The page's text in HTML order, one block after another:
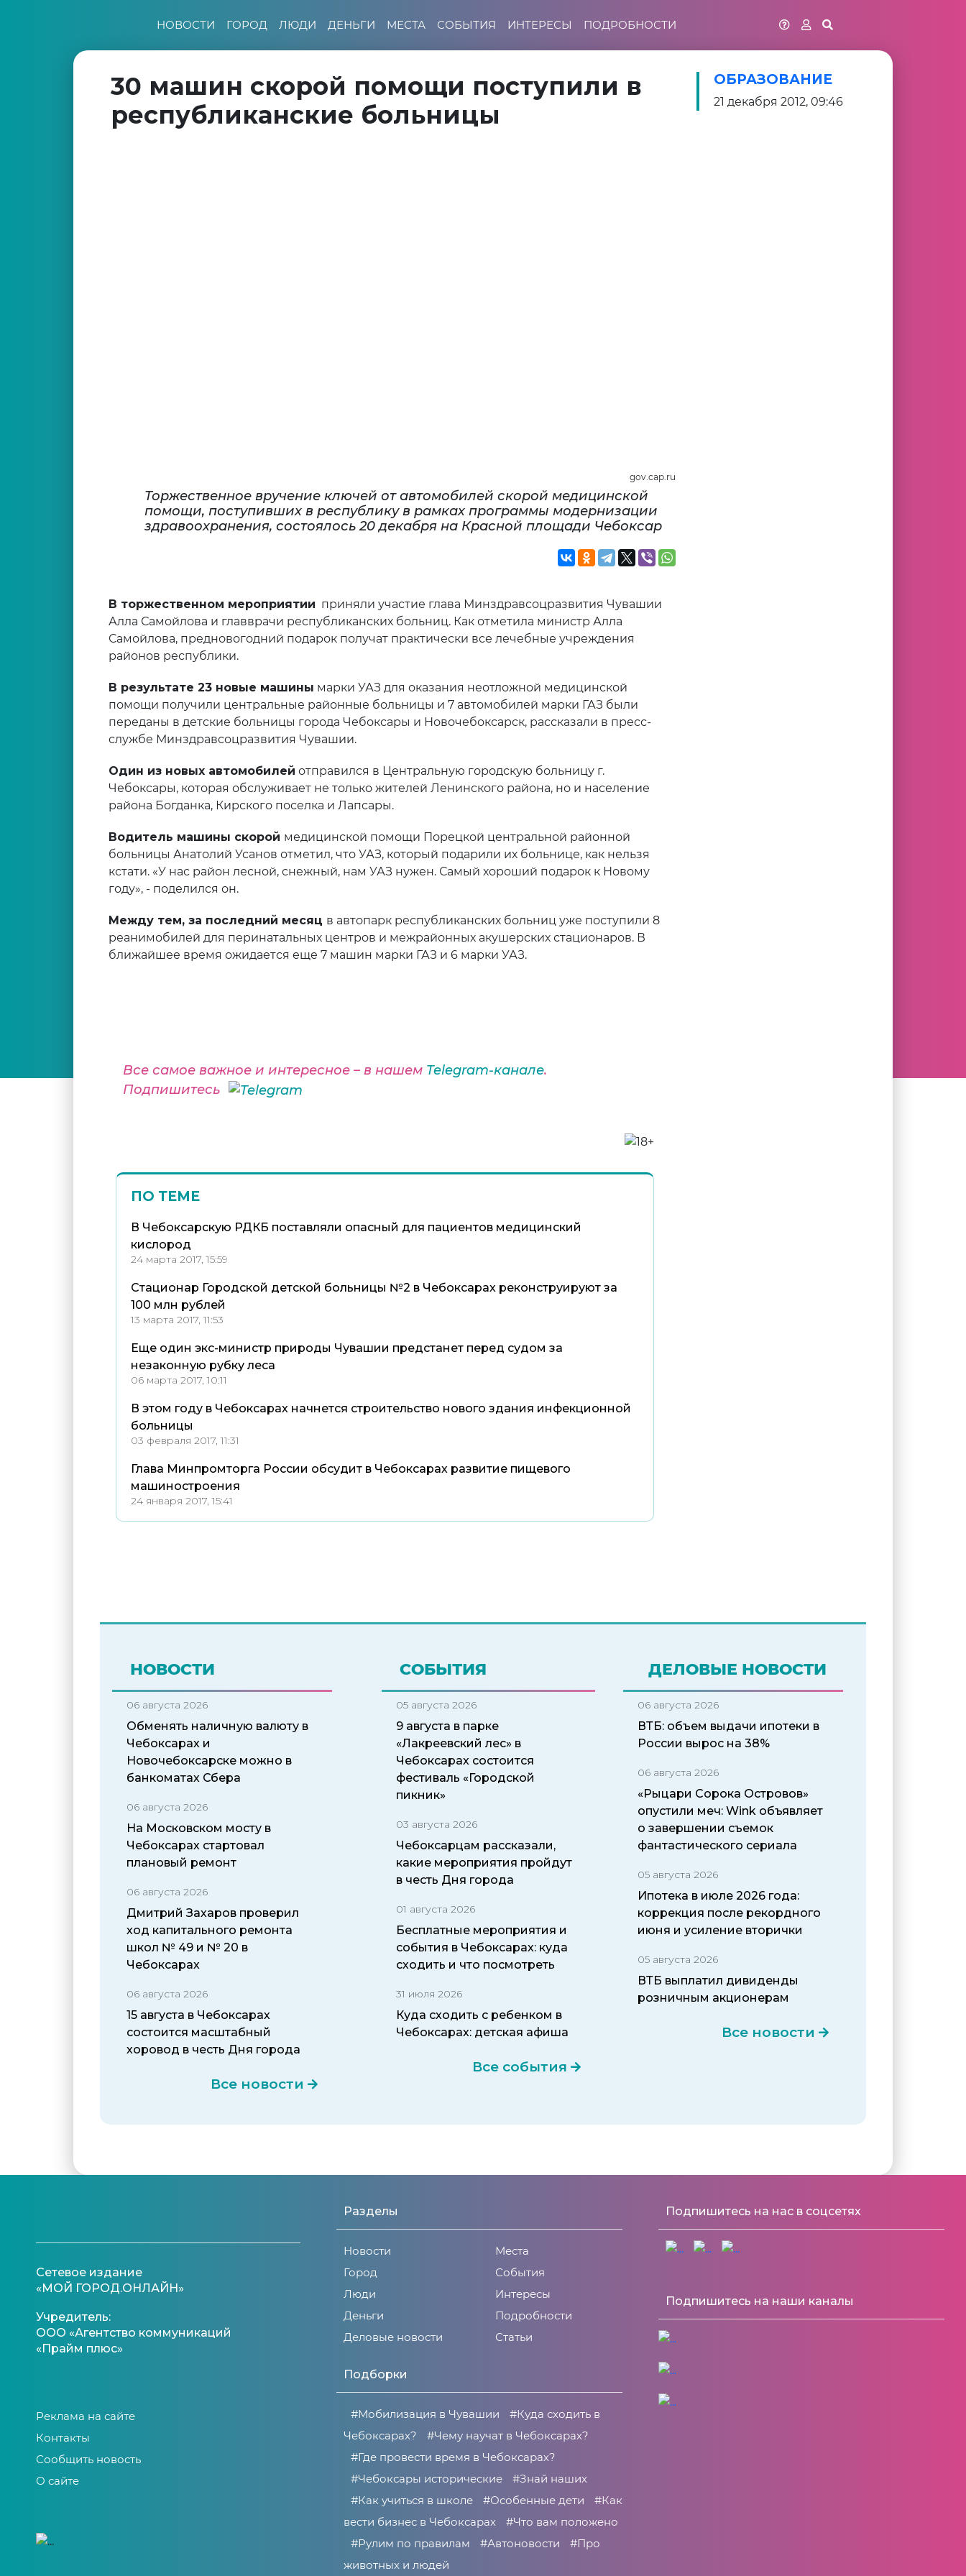
НОВОСТИ ГОРОД ЛЮДИ ДЕНЬГИ МЕСТА СОБЫТИЯ ИНТЕРЕСЫ ПОДРОБНОСТИ
30 машин скорой помощи поступили в
республиканские больницы
ОБРАЗОВАНИЕ
21 декабря 2012, 09:46
gov.cap.ru
Торжественное вручение ключей от автомобилей скорой медицинской
помощи, поступивших в республику в рамках программы модернизации
здравоохранения, состоялось 20 декабря на Красной площади Чебоксар
В торжественном мероприятии приняли участие глава Минздравсоцразвития Чувашии
Алла Самойлова и главврачи республиканских больниц. Как отметила министр Алла
Самойлова, предновогодний подарок получат практически все лечебные учреждения
районов республики.
В результате 23 новые машины марки УАЗ для оказания неотложной медицинской
помощи получили центральные районные больницы и 7 автомобилей марки ГАЗ были
переданы в детские больницы города Чебоксары и Новочебоксарск, рассказали в пресс-
службе Минздравсоцразвития Чувашии.
Один из новых автомобилей отправился в Центральную городскую больницу г.
Чебоксары, которая обслуживает не только жителей Ленинского района, но и население
района Богданка, Кирского поселка и Лапсары.
Водитель машины скорой медицинской помощи Порецкой центральной районной
больницы Анатолий Усанов отметил, что УАЗ, который подарили их больнице, как нельзя
кстати. «У нас район лесной, снежный, нам УАЗ нужен. Самый хороший подарок к Новому
году», - поделился он.
Между тем, за последний месяц в автопарк республиканских больниц уже поступили 8
реанимобилей для перинатальных центров и межрайонных акушерских стационаров. В
ближайшее время ожидается еще 7 машин марки ГАЗ и 6 марки УАЗ.
Все самое важное и интересное – в нашем Telegram-канале.
Подпишитесь
ПО ТЕМЕ
В Чебоксарскую РДКБ поставляли опасный для пациентов медицинский
кислород
24 марта 2017, 15:59
Стационар Городской детской больницы №2 в Чебоксарах реконструируют за
100 млн рублей
13 марта 2017, 11:53
Еще один экс-министр природы Чувашии предстанет перед судом за
незаконную рубку леса
06 марта 2017, 10:11
В этом году в Чебоксарах начнется строительство нового здания инфекционной
больницы
03 февраля 2017, 11:31
Глава Минпромторга России обсудит в Чебоксарах развитие пищевого
машиностроения
24 января 2017, 15:41
НОВОСТИ
06 августа 2026
Обменять наличную валюту в
Чебоксарах и
Новочебоксарске можно в
банкоматах Сбера
06 августа 2026
На Московском мосту в
Чебоксарах стартовал
плановый ремонт
06 августа 2026
Дмитрий Захаров проверил
ход капитального ремонта
школ № 49 и № 20 в
Чебоксарах
06 августа 2026
15 августа в Чебоксарах
состоится масштабный
хоровод в честь Дня города
Все новости
СОБЫТИЯ
05 августа 2026
9 августа в парке
«Лакреевский лес» в
Чебоксарах состоится
фестиваль «Городской
пикник»
03 августа 2026
Чебоксарцам рассказали,
какие мероприятия пройдут
в честь Дня города
01 августа 2026
Бесплатные мероприятия и
события в Чебоксарах: куда
сходить и что посмотреть
31 июля 2026
Куда сходить с ребенком в
Чебоксарах: детская афиша
Все события
ДЕЛОВЫЕ НОВОСТИ
06 августа 2026
ВТБ: объем выдачи ипотеки в
России вырос на 38%
06 августа 2026
«Рыцари Сорока Островов»
опустили меч: Wink объявляет
о завершении съемок
фантастического сериала
05 августа 2026
Ипотека в июле 2026 года:
коррекция после рекордного
июня и усиление вторички
05 августа 2026
ВТБ выплатил дивиденды
розничным акционерам
Все новости
Сетевое издание
«МОЙ ГОРОД.ОНЛАЙН»
Учредитель:
ООО «Агентство коммуникаций
«Прайм плюс»
Реклама на сайте
Контакты
Сообщить новость
О сайте
Разделы
Новости
Город
Люди
Деньги
Деловые новости
Места
События
Интересы
Подробности
Статьи
Подборки
#Мобилизация в Чувашии
#Куда сходить в
Чебоксарах?
#Чему научат в Чебоксарах?
#Где провести время в Чебоксарах?
#Чебоксары исторические
#Знай наших
#Как учиться в школе
#Особенные дети
#Как
вести бизнес в Чебоксарах
#Что вам положено
#Рулим по правилам
#Автоновости
#Про
животных и людей
Подпишитесь на нас в соцсетях
Подпишитесь на наши каналы